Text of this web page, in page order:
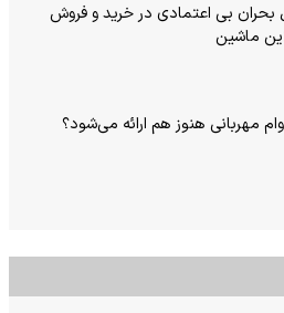
بی‌ اعتمادی در خرید و فروش
ماشین
وام مهربانی هنوز هم ارائه می‌شود؟